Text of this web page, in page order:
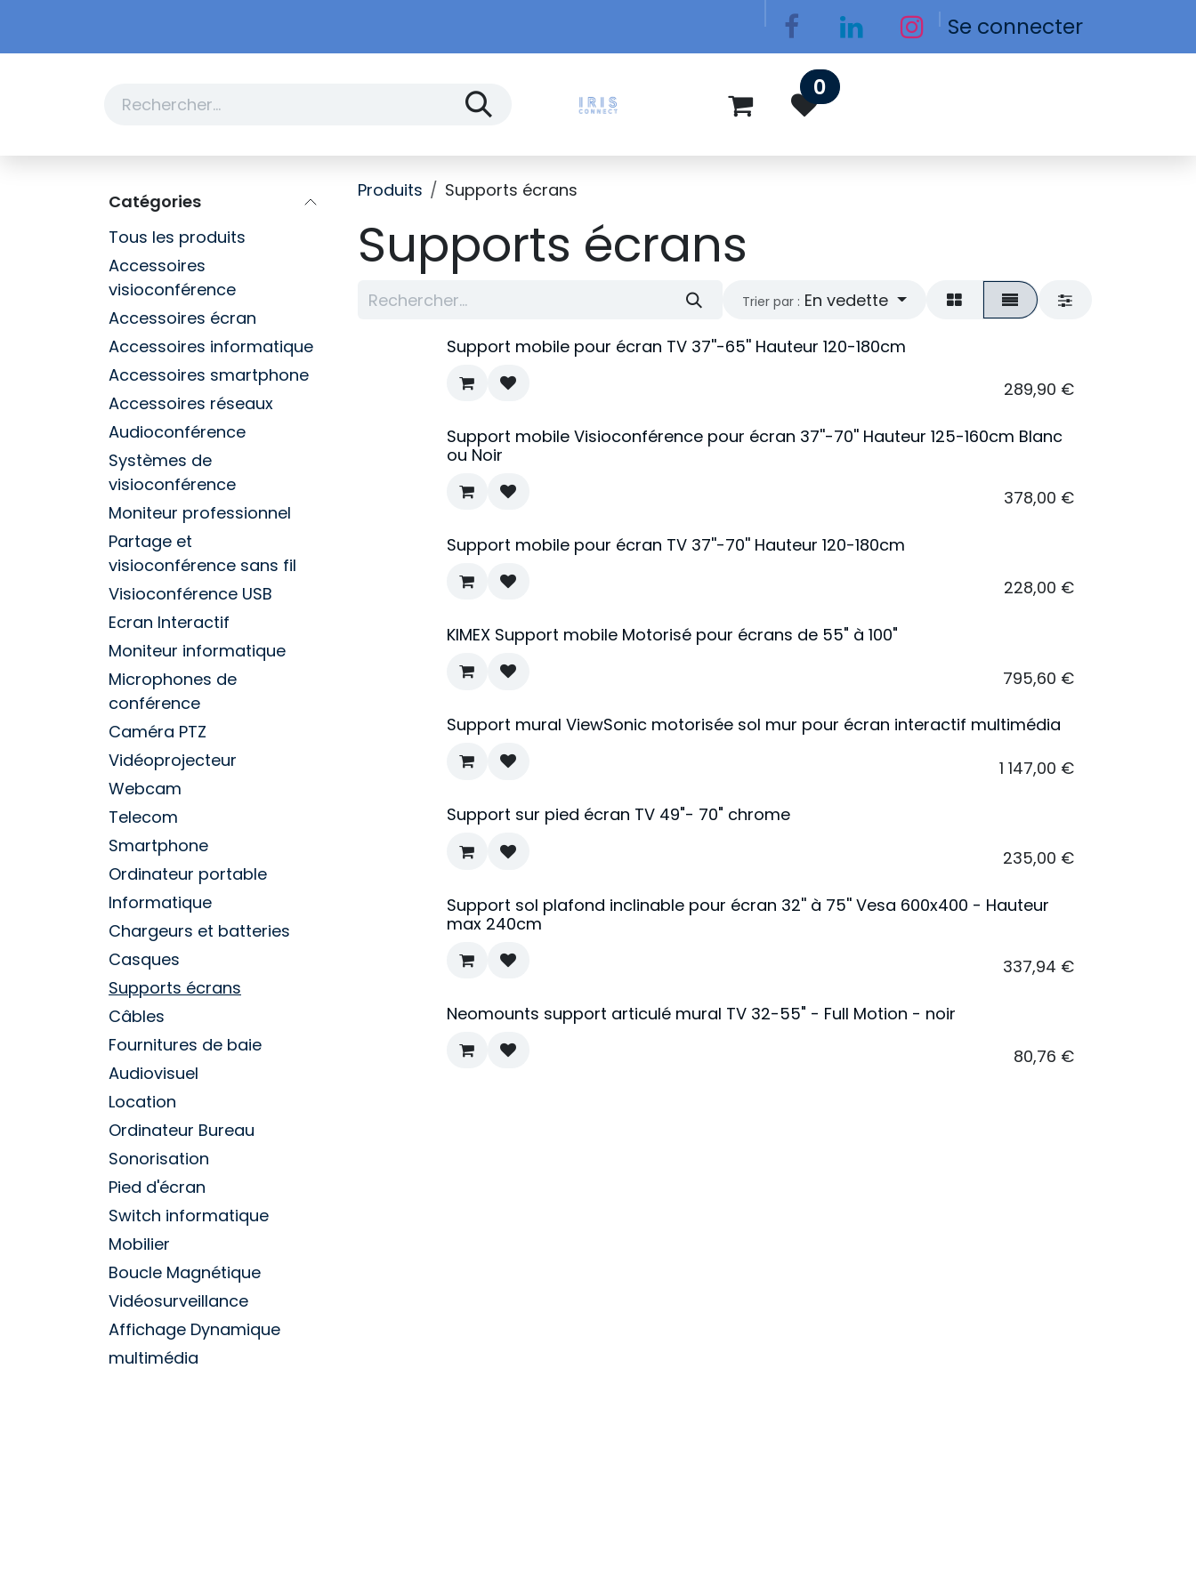
Se connecter
0
Catégories
Tous les produits
Accessoires
visioconférence
Accessoires écran
Accessoires informatique
Accessoires smartphone
Accessoires réseaux
Audioconférence
Systèmes de
visioconférence
Moniteur professionnel
Partage et
visioconférence sans fil
Visioconférence USB
Ecran Interactif
Moniteur informatique
Microphones de
conférence
Caméra PTZ
Vidéoprojecteur
Webcam
Telecom
Smartphone
Ordinateur portable
Informatique
Chargeurs et batteries
Casques
Supports écrans
Câbles
Fournitures de baie
Audiovisuel
Location
Ordinateur Bureau
Sonorisation
Pied d'écran
Switch informatique
Mobilier
Boucle Magnétique
Vidéosurveillance
Affichage Dynamique
multimédia
Produits Supports écrans
Supports écrans
Trier par : En vedette
Support mobile pour écran TV 37''-65'' Hauteur 120-180cm
289,90 €
Support mobile Visioconférence pour écran 37''-70'' Hauteur 125-160cm Blanc
ou Noir
378,00 €
Support mobile pour écran TV 37''-70'' Hauteur 120-180cm
228,00 €
KIMEX Support mobile Motorisé pour écrans de 55" à 100"
795,60 €
Support mural ViewSonic motorisée sol mur pour écran interactif multimédia
1 147,00 €
Support sur pied écran TV 49"- 70" chrome
235,00 €
Support sol plafond inclinable pour écran 32'' à 75'' Vesa 600x400 - Hauteur
max 240cm
337,94 €
Neomounts support articulé mural TV 32-55" - Full Motion - noir
80,76 €